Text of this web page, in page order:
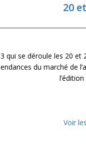
20
qui se déroule les 20
du marché de
Voir